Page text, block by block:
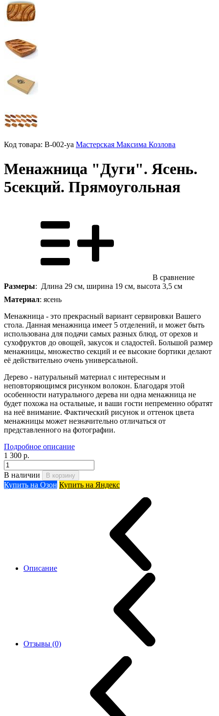
Код товара: B-002-ya Мастерская Максима Козлова
Менажница "Дуги". Ясень.
5секций. Прямоугольная
В сравнение
Размеры: Длина 29 см, ширина 19 см, высота 3,5 см
Материал: ясень
Менажница - это прекрасный вариант сервировки Вашего
стола. Данная менажница имеет 5 отделений, и может быть
использована для подачи самых разных блюд, от орехов и
сухофруктов до овощей, закусок и сладостей. Большой размер
менажницы, множество секций и ее высокие бортики делают
её действительно очень универсальной.
Дерево - натуральный материал с интересным и
неповторяющимся рисунком волокон. Благодаря этой
особенности натурального дерева ни одна менажница не
будет похожа на остальные, и ваши гости непременно обратят
на неё внимание. Фактический рисунок и оттенок цвета
менажницы может незначительно отличаться от
представленного на фотографии.
Подробное описание
1 300 р.
В наличии В корзину
Купить на Озон Купить на Яндекс
Описание
Отзывы (0)